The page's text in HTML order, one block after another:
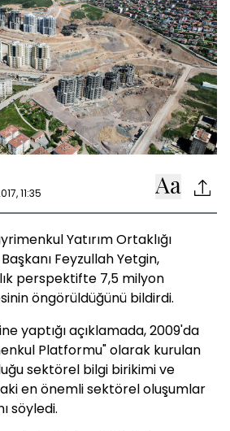
11:35
Yatırım Ortaklığı
Feyzullah Yetgin,
perspektifte 7,5 milyon
öngörüldüğünü bildirdi.
yaptığı açıklamada, 2009'da
Platformu" olarak kurulan
sektörel bilgi birikimi ve
en önemli sektörel oluşumlar
söyledi.